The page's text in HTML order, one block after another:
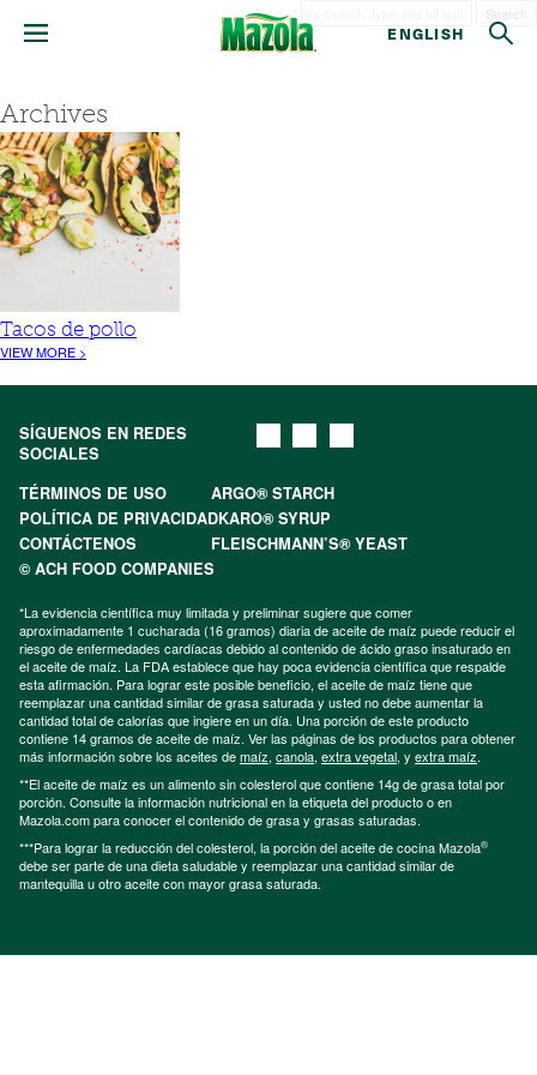
ENGLISH
Archives
Tacos de pollo
VIEW MORE >
SÍGUENOS EN REDES
SOCIALES
TÉRMINOS DE USO
ARGO® STARCH
POLÍTICA DE PRIVACIDADKARO® SYRUP
CONTÁCTENOS
FLEISCHMANN’S® YEAST
© ACH FOOD COMPANIES
*La evidencia científica muy limitada y preliminar sugiere que comer
aproximadamente 1 cucharada (16 gramos) diaria de aceite de maíz puede reducir el
riesgo de enfermedades cardíacas debido al contenido de ácido graso insaturado en
el aceite de maíz. La FDA establece que hay poca evidencia científica que respalde
esta afirmación. Para lograr este posible beneficio, el aceite de maíz tiene que
reemplazar una cantidad similar de grasa saturada y usted no debe aumentar la
cantidad total de calorías que ingiere en un día. Una porción de este producto
contiene 14 gramos de aceite de maíz. Ver las páginas de los productos para obtener
más información sobre los aceites demaíz, canola, extra vegetal, y extra maíz.
**El aceite de maíz es un alimento sin colesterol que contiene 14g de grasa total por
porción. Consulte la información nutricional en la etiqueta del producto o en
Mazola.com para conocer el contenido de grasa y grasas saturadas.
***Para lograr la reducción del colesterol, la porción del aceite de cocina Mazola®
debe ser parte de una dieta saludable y reemplazar una cantidad similar de
mantequilla u otro aceite con mayor grasa saturada.